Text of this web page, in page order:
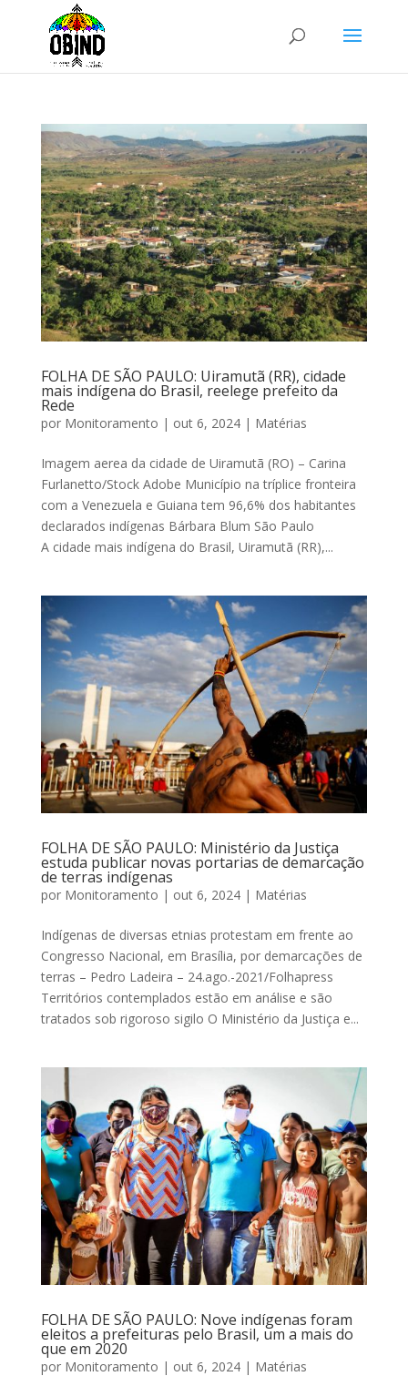
FOLHA DE SÃO PAULO: Uiramutã (RR), cidade
mais indígena do Brasil, reelege prefeito da
Rede
por Monitoramento | out 6, 2024| Matérias
Imagem aerea da cidade de Uiramutã (RO) – Carina
Furlanetto/Stock Adobe Município na tríplice fronteira
com a Venezuela e Guiana tem 96,6% dos habitantes
declarados indígenas Bárbara Blum São Paulo
A cidade mais indígena do Brasil, Uiramutã (RR),...
FOLHA DE SÃO PAULO: Ministério da Justiça
estuda publicar novas portarias de demarcação
de terras indígenas
por Monitoramento | out 6, 2024| Matérias
Indígenas de diversas etnias protestam em frente ao
Congresso Nacional, em Brasília, por demarcações de
terras – Pedro Ladeira – 24.ago.-2021/Folhapress
Territórios contemplados estão em análise e são
tratados sob rigoroso sigilo O Ministério da Justiça e...
FOLHA DE SÃO PAULO: Nove indígenas foram
eleitos a prefeituras pelo Brasil, um a mais do
que em 2020
por Monitoramento | out 6, 2024| Matérias